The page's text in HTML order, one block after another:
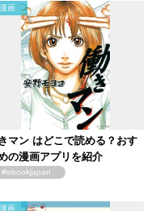
漫画
マン はどこで読める？おす
の漫画アプリを紹介
#ebookjapan
漫画